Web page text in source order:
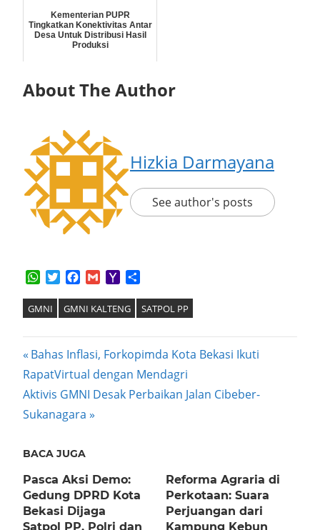
Kementerian PUPR
Tingkatkan Konektivitas Antar
Desa Untuk Distribusi Hasil
Produksi
About The Author
Hizkia Darmayana
See author's posts
WhatsApp
TwitterFacebook
GmailYahoo
GMNI GMNI KALTENG SATPOL PP
Post
navigation
Previous
Post:
Bahas Inflasi, Forkopimda Kota Bekasi Ikuti
RapatVirtual dengan Mendagri
Next
Post:
Aktivis GMNI Desak Perbaikan Jalan Cibeber-
Sukanagara
BACA JUGA
Pasca Aksi Demo:
Gedung DPRD Kota
Bekasi Dijaga
Satpol PP, Polri dan
Reforma Agraria di
Perkotaan: Suara
Perjuangan dari
Kampung Kebun